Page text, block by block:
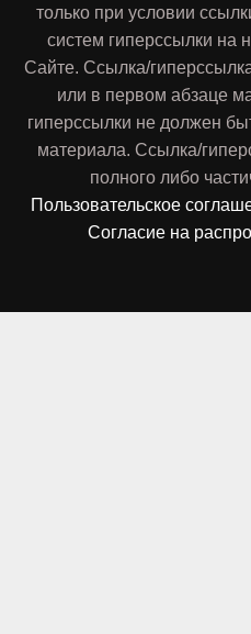
только при условии
систем гиперссылки на
Сайте. Ссылка/
или в первом абзаце
гиперссылки не должен
материала. Ссылка/
полного либо
Пользовательское
Согласие на